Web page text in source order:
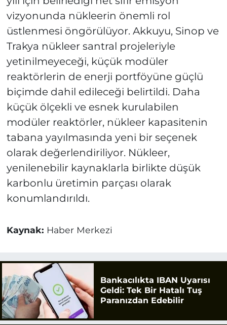
vizyonunda nükleerin önemli rol
üstlenmesi öngörülüyor. Akkuyu, Sinop ve
Trakya nükleer santral projeleriyle
yetinilmeyeceği, küçük modüler
reaktörlerin de enerji portföyüne güçlü
biçimde dahil edileceği belirtildi. Daha
küçük ölçekli ve esnek kurulabilen
modüler reaktörler, nükleer kapasitenin
tabana yayılmasında yeni bir seçenek
olarak değerlendiriliyor. Nükleer,
yenilenebilir kaynaklarla birlikte düşük
karbonlu üretimin parçası olarak
konumlandırıldı.
Kaynak: Haber Merkezi
Bankacılıkta IBAN Uyarısı
Geldi: Tek Bir Hatalı Tuş
Paranızdan Edebilir